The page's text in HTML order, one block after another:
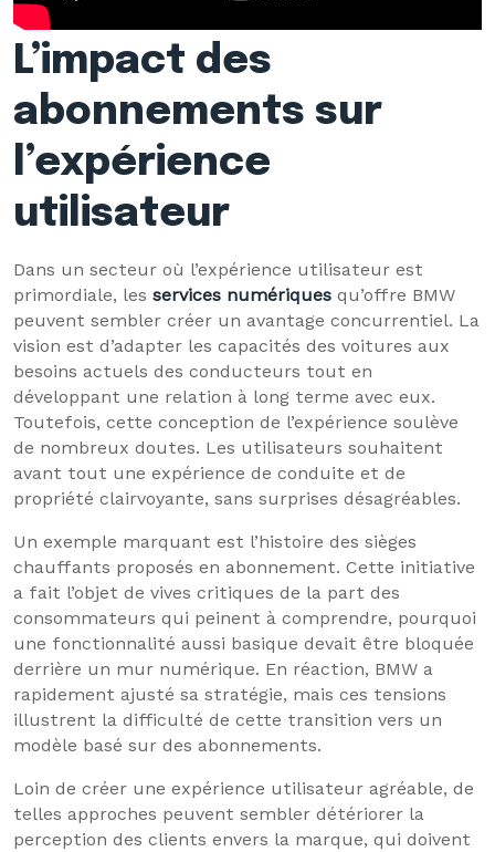
L’impact des
abonnements sur
l’expérience
utilisateur
Dans un secteur où l’expérience utilisateur est
primordiale, les services numériques qu’offre BMW
peuvent sembler créer un avantage concurrentiel. La
vision est d’adapter les capacités des voitures aux
besoins actuels des conducteurs tout en
développant une relation à long terme avec eux.
Toutefois, cette conception de l’expérience soulève
de nombreux doutes. Les utilisateurs souhaitent
avant tout une expérience de conduite et de
propriété clairvoyante, sans surprises désagréables.
Un exemple marquant est l’histoire des sièges
chauffants proposés en abonnement. Cette initiative
a fait l’objet de vives critiques de la part des
consommateurs qui peinent à comprendre, pourquoi
une fonctionnalité aussi basique devait être bloquée
derrière un mur numérique. En réaction, BMW a
rapidement ajusté sa stratégie, mais ces tensions
illustrent la difficulté de cette transition vers un
modèle basé sur des abonnements.
Loin de créer une expérience utilisateur agréable, de
telles approches peuvent sembler détériorer la
perception des clients envers la marque, qui doivent